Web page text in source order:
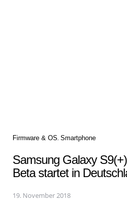
Categories
Firmware & OS Smartphone
Samsung Galaxy
Beta startet in
19. November 2018